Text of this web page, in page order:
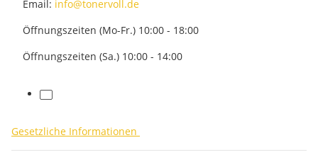
Email: info@tonervoll.de
Öffnungszeiten (Mo-Fr.) 10:00 - 18:00
Öffnungszeiten (Sa.) 10:00 - 14:00
facebook
Gesetzliche Informationen